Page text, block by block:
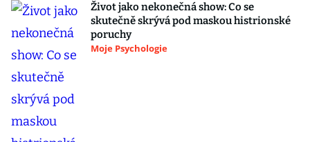
Život jako nekonečná show: Co se
skutečně skrývá pod maskou histrionské
poruchy
Moje Psychologie